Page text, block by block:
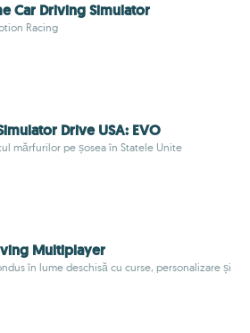
Car Driving Simulator
Racing
Drive USA: EVO
mărfurilor pe șosea în Statele Unite
Multiplayer
în lume deschisă cu curse, personalizare și